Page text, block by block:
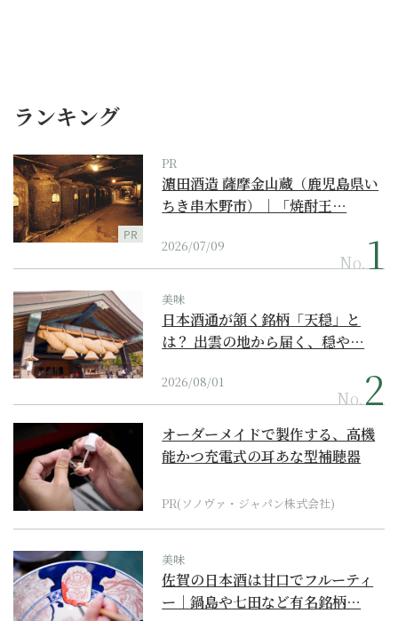
ランキング
PR
PR
濵田酒造 薩摩金山蔵（鹿児島県い
ちき串木野市）｜「焼酎王…
2026/07/09
No.
美味
日本酒通が頷く銘柄「天穏」と
は？ 出雲の地から届く、穏や…
2026/08/01
No.
オーダーメイドで製作する、高機
能かつ充電式の耳あな型補聴器
PR(ソノヴァ・ジャパン株式会社)
美味
佐賀の日本酒は甘口でフルーティ
ー｜鍋島や七田など有名銘柄…